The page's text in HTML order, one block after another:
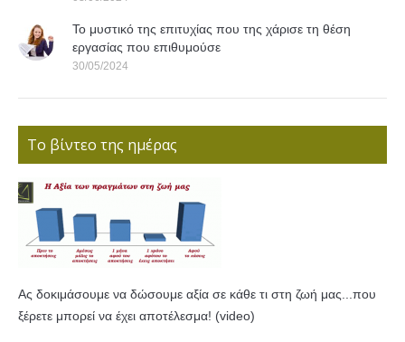
Το μυστικό της επιτυχίας που της χάρισε τη θέση
εργασίας που επιθυμούσε
30/05/2024
Το βίντεο της ημέρας
Ας δοκιμάσουμε να δώσουμε αξία σε κάθε τι στη ζωή μας...που
ξέρετε μπορεί να έχει αποτέλεσμα! (video)